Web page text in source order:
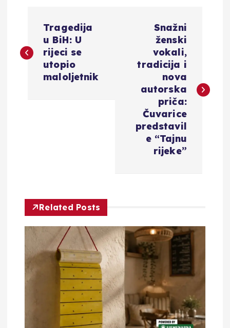
a
a
o
Tragedija
u BiH: U
rijeci se
utopio
maloljetnik
Snažni
ženski
vokali,
tradicija i
nova
autorska
priča:
Čuvarice
predstavil
e “Tajnu
rijeke”
Related Posts